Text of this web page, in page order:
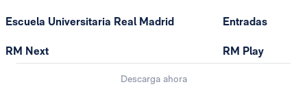
Escuela Universitaria Real Madrid
RM Next
Entradas
RM Play
Descarga ahora